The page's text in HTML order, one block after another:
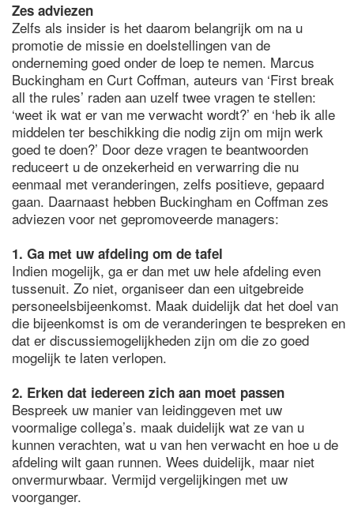
Zes adviezen
Zelfs als insider is het daarom belangrijk om na u
promotie de missie en doelstellingen van de
onderneming goed onder de loep te nemen. Marcus
Buckingham en Curt Coffman, auteurs van ‘First break
all the rules’ raden aan uzelf twee vragen te stellen:
‘weet ik wat er van me verwacht wordt?’ en ‘heb ik alle
middelen ter beschikking die nodig zijn om mijn werk
goed te doen?’ Door deze vragen te beantwoorden
reduceert u de onzekerheid en verwarring die nu
eenmaal met veranderingen, zelfs positieve, gepaard
gaan. Daarnaast hebben Buckingham en Coffman zes
adviezen voor net gepromoveerde managers:
1. Ga met uw afdeling om de tafel
Indien mogelijk, ga er dan met uw hele afdeling even
tussenuit. Zo niet, organiseer dan een uitgebreide
personeelsbijeenkomst. Maak duidelijk dat het doel van
die bijeenkomst is om de veranderingen te bespreken en
dat er discussiemogelijkheden zijn om die zo goed
mogelijk te laten verlopen.
2. Erken dat iedereen zich aan moet passen
Bespreek uw manier van leidinggeven met uw
voormalige collega’s. maak duidelijk wat ze van u
kunnen verachten, wat u van hen verwacht en hoe u de
afdeling wilt gaan runnen. Wees duidelijk, maar niet
onvermurwbaar. Vermijd vergelijkingen met uw
voorganger.